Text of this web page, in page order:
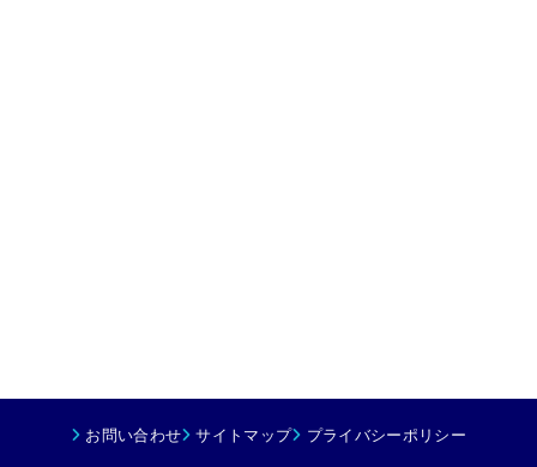
お問い合わせ サイトマップ プライバシーポリシー